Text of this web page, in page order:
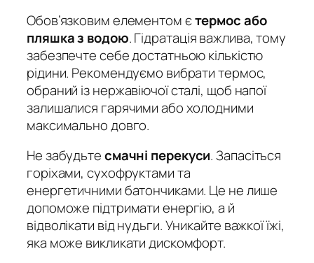
Обов’язковим елементом єтермос або
пляшка з водою. Гідратація важлива, тому
забезпечте себе достатньою кількістю
рідини. Рекомендуємо вибрати термос,
обраний із нержавіючої сталі, щоб напої
залишалися гарячими або холодними
максимально довго.
Не забудьтесмачні перекуси. Запасіться
горіхами, сухофруктами та
енергетичними батончиками. Це не лише
допоможе підтримати енергію, а й
відволікати від нудьги. Уникайте важкої їжі,
яка може викликати дискомфорт.